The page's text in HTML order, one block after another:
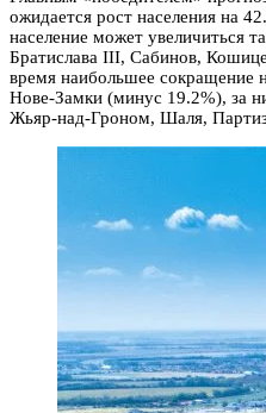
ожидается рост населения на
население может увеличиться
Братислава III, Сабинов,
время наибольшее сокращение
Нове-Замки (минус 19.2%), за
Жьяр-над-Гроном, Шаля,